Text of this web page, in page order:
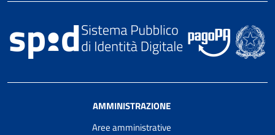
AMMINISTRAZIONE
Aree amministrative